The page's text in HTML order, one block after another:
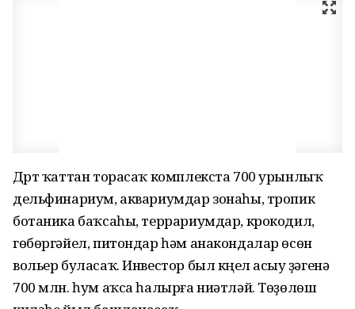
Дүрт ҡаттан торасаҡ комплекста 700 урынлыҡ
дельфинариум, аквариумдар зонаһы, тропик
ботаника баҡсаһы, террариумдар, крокодил,
гөбөргәйел, питондар һәм анакондалар өсөн
вольер буласаҡ. Инвестор был күңел асыу үҙәгенә
700 млн. һум аҡса һалырға ниәтләй. Төҙөлөш